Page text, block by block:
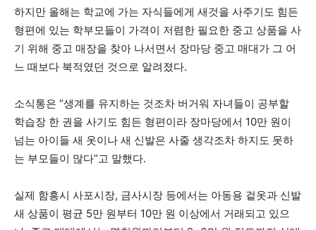
하지만 올해는 학교에 가는 자식들에게 새것을 사주기도 힘든
형편에 있는 학부모들이 가격이 저렴한 필요한 중고 상품을 사
기 위해 중고 매장을 찾아 나서면서 장마당 중고 매대가 그 어
느 때보다 북적였던 것으로 알려졌다.
소식통은 “생계를 유지하는 것조차 버거워 자녀들이 공부할
학습장 한 권을 사기도 힘든 형편이라 장마당에서 10만 원이
넘는 아이들 새 옷이나 새 신발은 사줄 생각조차 하지도 못하
는 부모들이 많다”고 말했다.
실제 함흥시 사포시장, 금사시장 등에서는 아동용 겉옷과 신발
새 상품이 평균 5만 원부터 10만 원 이상에서 거래되고 있으